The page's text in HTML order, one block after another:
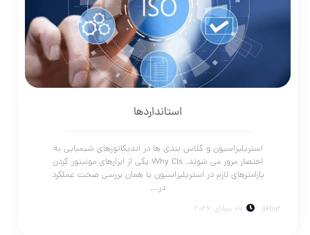
استانداردها
استریلیزاسیون و کلاس بندی ها در اندیکاتورهای شیمیایی به
اختصار مرور می شوند. Why Cls یکی از ابزارهای مونیتور کردن
پارامترهای لازم در استریلیزاسیون یا همان بررسی صحت عملکرد
در...
akbar 07 جولای 2026